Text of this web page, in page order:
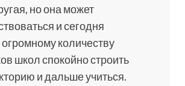
но она может
и сегодня
количеству
школ спокойно строить
и дальше учиться.